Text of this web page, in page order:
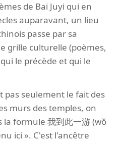
de Bai Juyi qui en
auparavant, un lieu
passe par sa
grille culturelle (poèmes,
le précède et qui le
pas seulement le fait des
murs des temples, on
formule 我到此一游 (wǒ
ici ». C'est l'ancêtre